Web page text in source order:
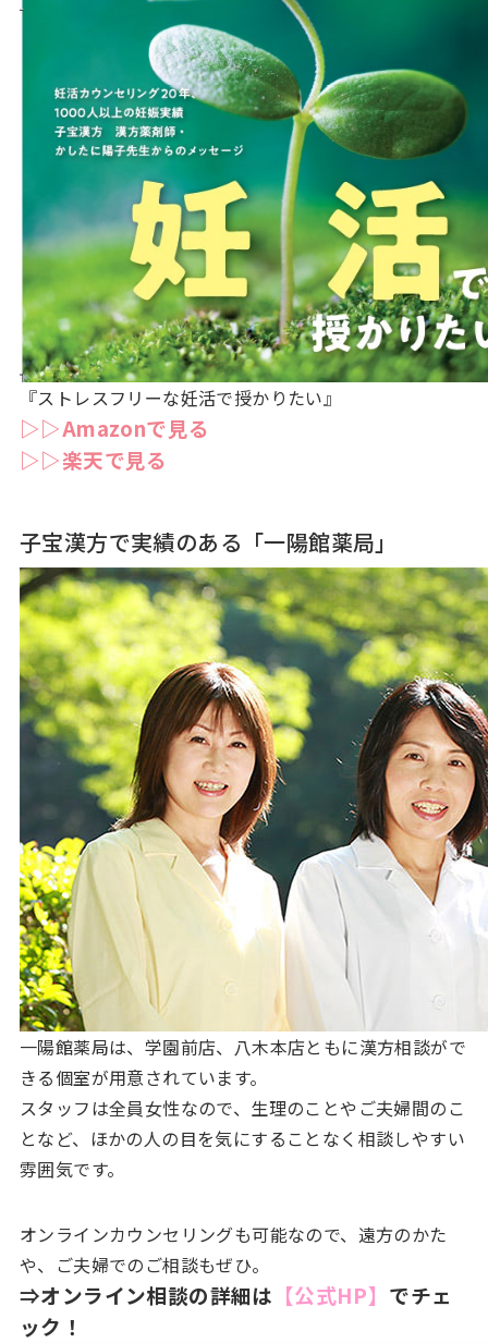
『ストレスフリーな妊活で授かりたい』
▷▷Amazonで見る
▷▷楽天で見る
子宝漢方で実績のある「一陽館薬局」
一陽館薬局は、学園前店、八木本店ともに漢方相談がで
きる個室が用意されています。
スタッフは全員女性なので、生理のことやご夫婦間のこ
となど、ほかの人の目を気にすることなく相談しやすい
雰囲気です。
オンラインカウンセリングも可能なので、遠方のかた
や、ご夫婦でのご相談もぜひ。
⇒オンライン相談の詳細は 【公式HP】 でチェ
ック！